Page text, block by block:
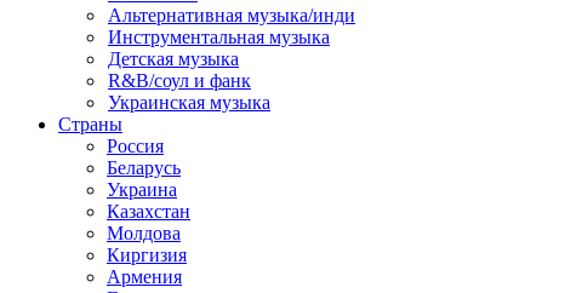
Альтернативная музыка/инди
Инструментальная музыка
Детская музыка
R&B/cоул и фанк
Украинская музыка
Страны
Россия
Беларусь
Украина
Казахстан
Молдова
Киргизия
Армения